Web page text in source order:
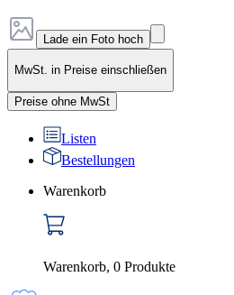
Lade ein Foto hoch
MwSt. in Preise einschließen
Preise ohne MwSt
Listen
Bestellungen
Warenkorb
Warenkorb, 0 Produkte